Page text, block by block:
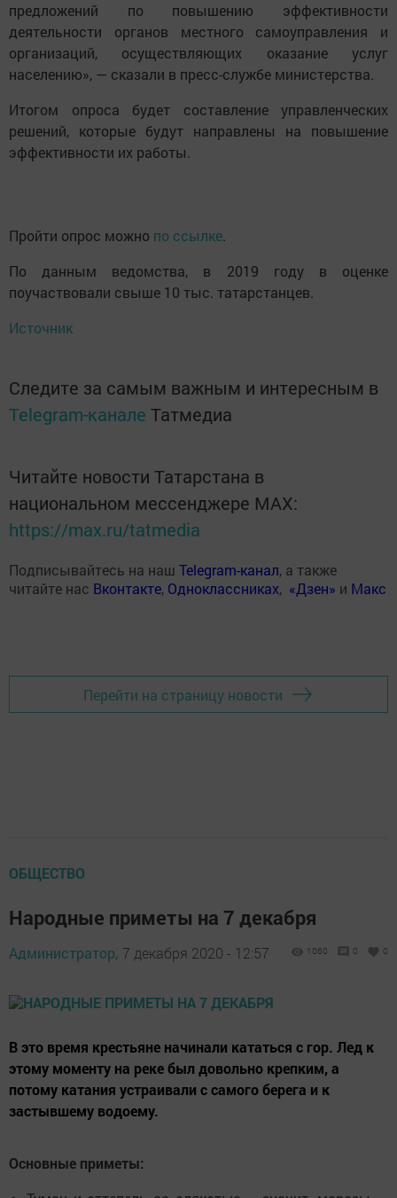
предложений по повышению эффективности
деятельности органов местного самоуправления и
организаций, осуществляющих оказание услуг
населению», — сказали в пресс-службе министерства.
Итогом опроса будет составление управленческих
решений, которые будут направлены на повышение
эффективности их работы.
Пройти опрос можно по ссылке.
По данным ведомства, в 2019 году в оценке
поучаствовали свыше 10 тыс. татарстанцев.
Источник
Следите за самым важным и интересным в
Telegram-канале Татмедиа
Читайте новости Татарстана в
национальном мессенджере MАХ:
https://max.ru/tatmedia
Подписывайтесь на наш Telegram-канал, а также
читайте нас Вконтакте, Одноклассниках, «Дзен» и Макс
Перейти на страницу новости
ОБЩЕСТВО
Народные приметы на 7 декабря
Администратор, 7 декабря 2020 - 12:57 1060 0 0
В это время крестьяне начинали кататься с гор. Лед к
этому моменту на реке был довольно крепким, а
потому катания устраивали с самого берега и к
застывшему водоему.
Основные приметы: